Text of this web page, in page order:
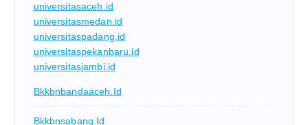
universitasaceh.id
universitasmedan.id
universitaspadang.id
universitaspekanbaru.id
universitasjambi.id
Bkkbnbandaaceh.id
Bkkbnsabang.id